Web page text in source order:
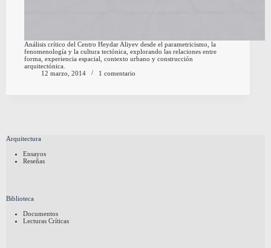
Análisis crítico del Centro Heydar Aliyev desde el parametricismo, la
fenomenología y la cultura tectónica, explorando las relaciones entre
forma, experiencia espacial, contexto urbano y construcción
arquitectónica.
12 marzo, 2014
1 comentario
Arquitectura
Ensayos
Reseñas
Biblioteca
Documentos
Lecturas Críticas